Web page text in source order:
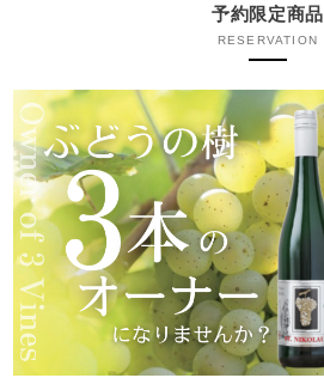
予約限定商品
RESERVATION